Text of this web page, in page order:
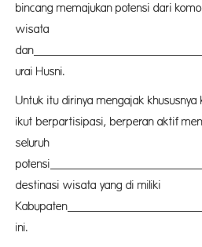
bincang memajukan potensi dari
wisata
dan
urai Husni.
Untuk itu dirinya mengajak
ikut berpartisipasi, berperan aktif
seluruh
potensi
destinasi wisata yang di miliki
Kabupaten
ini.